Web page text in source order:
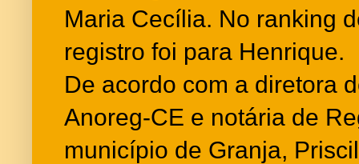
Maria Cecília. No ranking
registro foi para Henrique.
De acordo com a diretora
Anoreg-CE e notária de
município de Granja,